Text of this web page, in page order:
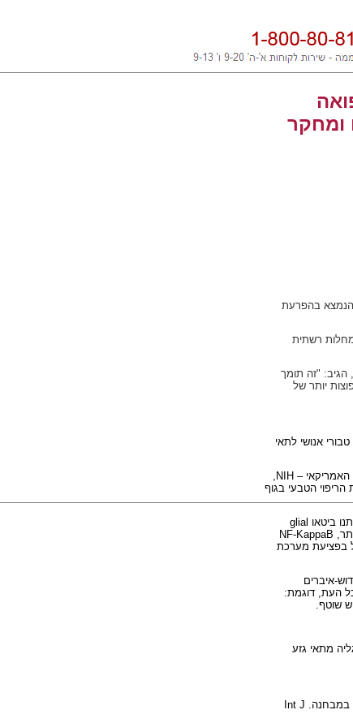
על פיתוח ומחקר
הנמצא בהפרעת
מחלות רשתית
הגיב: "זה תומך
יותר של
אנושי לתאי
האמריקאי – NIH
הטבעי בגוף
ביטאו glial
NF-KappaB
בפציעת מערכת
איברים
העת, דוגמת:
שוטף.
מתאי גזע
במבחנה. Int J